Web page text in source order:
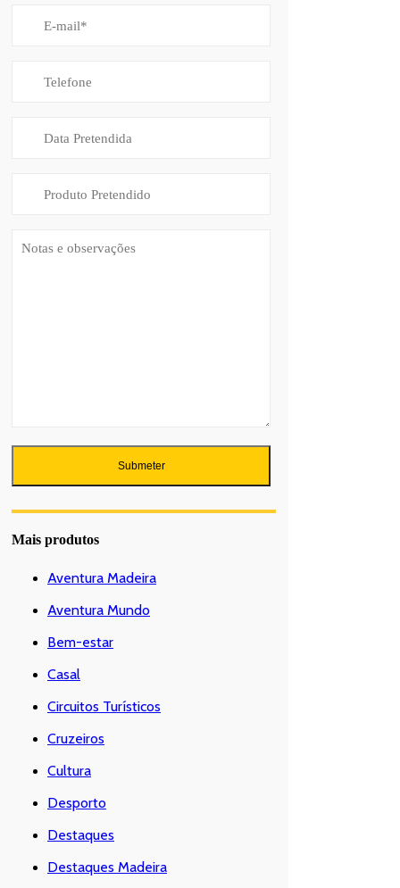
Mais produtos
Aventura Madeira
Aventura Mundo
Bem-estar
Casal
Circuitos Turísticos
Cruzeiros
Cultura
Desporto
Destaques
Destaques Madeira